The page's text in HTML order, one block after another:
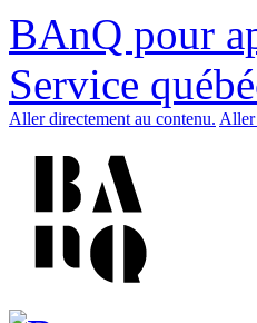
BAnQ pour
Service
Aller directement au contenu. Aller